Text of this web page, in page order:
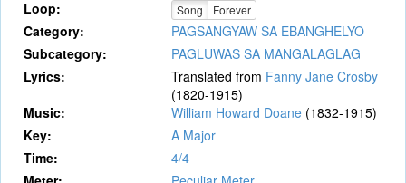
Loop: Song Forever
Category:
PAGSANGYAW SA EBANGHELYO
Subcategory:
PAGLUWAS SA MANGALAGLAG
Lyrics:
Translated from Fanny Jane Crosby
(1820-1915)
Music:
William Howard Doane (1832-1915)
Key:
A Major
Time:
4/4